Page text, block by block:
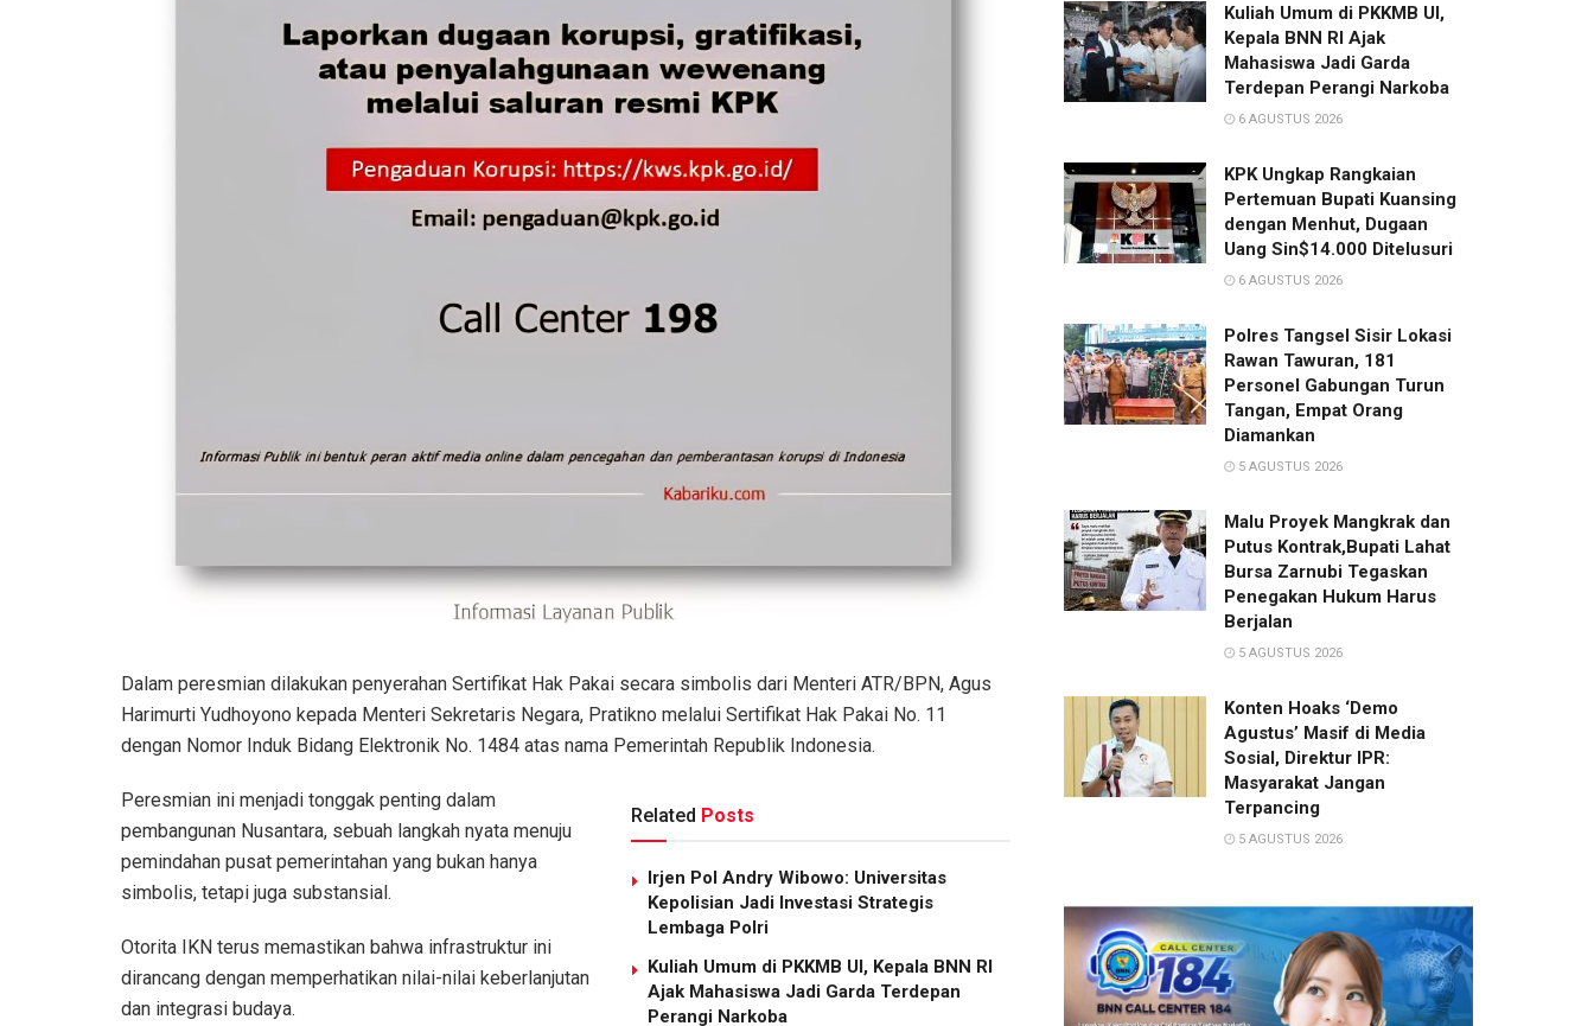
Dalam peresmian dilakukan penyerahan Sertifikat Hak Pakai secara simbolis dari Menteri ATR/BPN, Agus
Harimurti Yudhoyono kepada Menteri Sekretaris Negara, Pratikno melalui Sertifikat Hak Pakai No. 11
dengan Nomor Induk Bidang Elektronik No. 1484 atas nama Pemerintah Republik Indonesia.
Related Posts
Irjen Pol Andry Wibowo: Universitas
Kepolisian Jadi Investasi Strategis
Lembaga Polri
Kuliah Umum di PKKMB UI, Kepala BNN RI
Ajak Mahasiswa Jadi Garda Terdepan
Perangi Narkoba
Peresmian ini menjadi tonggak penting dalam
pembangunan Nusantara, sebuah langkah nyata menuju
pemindahan pusat pemerintahan yang bukan hanya
simbolis, tetapi juga substansial.
Otorita IKN terus memastikan bahwa infrastruktur ini
dirancang dengan memperhatikan nilai-nilai keberlanjutan
dan integrasi budaya.
Kuliah Umum di PKKMB UI,
Kepala BNN RI Ajak
Mahasiswa Jadi Garda
Terdepan Perangi Narkoba
6 AGUSTUS 2026
KPK Ungkap Rangkaian
Pertemuan Bupati Kuansing
dengan Menhut, Dugaan
Uang Sin$14.000 Ditelusuri
6 AGUSTUS 2026
Polres Tangsel Sisir Lokasi
Rawan Tawuran, 181
Personel Gabungan Turun
Tangan, Empat Orang
Diamankan
5 AGUSTUS 2026
Malu Proyek Mangkrak dan
Putus Kontrak,Bupati Lahat
Bursa Zarnubi Tegaskan
Penegakan Hukum Harus
Berjalan
5 AGUSTUS 2026
Konten Hoaks ‘Demo
Agustus’ Masif di Media
Sosial, Direktur IPR:
Masyarakat Jangan
Terpancing
5 AGUSTUS 2026